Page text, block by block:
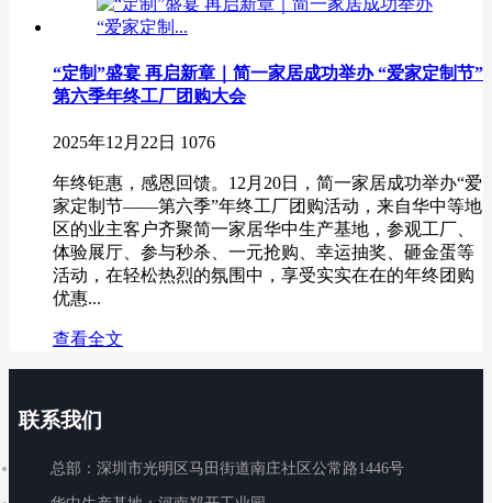
“定制”盛宴 再启新章｜简一家居成功举办 “爱家定制节”
第六季年终工厂团购大会
2025年12月22日 1076
年终钜惠，感恩回馈。12月20日，简一家居成功举办“爱
家定制节——第六季”年终工厂团购活动，来自华中等地
区的业主客户齐聚简一家居华中生产基地，参观工厂、
体验展厅、参与秒杀、一元抢购、幸运抽奖、砸金蛋等
活动，在轻松热烈的氛围中，享受实实在在的年终团购
优惠...
查看全文
联系我们
总部：深圳市光明区马田街道南庄社区公常路1446号